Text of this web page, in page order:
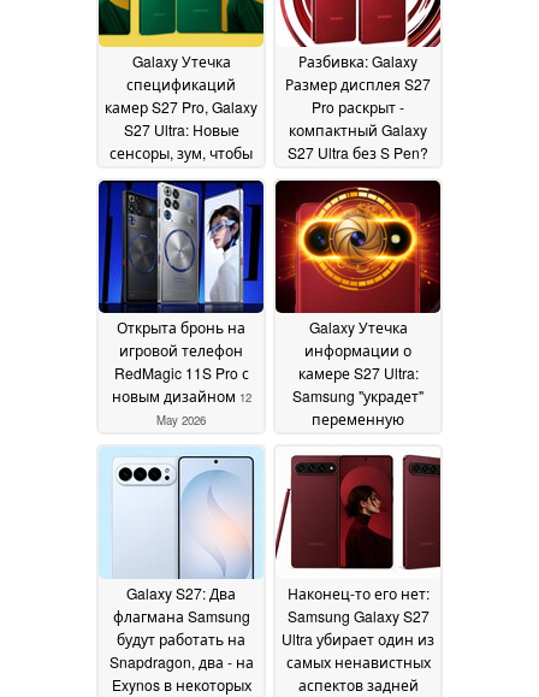
раскрывает утечка
информации01 June
2026
Galaxy Утечка
спецификаций
камер S27 Pro, Galaxy
S27 Ultra: Новые
сенсоры, зум, чтобы
возможное21 May 2026
Разбивка: Galaxy
Размер дисплея S27
Pro раскрыт -
компактный Galaxy
S27 Ultra без S Pen?
20 May 2026
Открыта бронь на
игровой телефон
RedMagic 11S Pro с
новым дизайном 12
May 2026
Galaxy Утечка
информации о
камере S27 Ultra:
Samsung "украдет"
переменную
Pro для почти 1-
дюймовой 200-Мп
камеры
05 May 2026
Galaxy S27: Два
флагмана Samsung
будут работать на
Snapdragon, два - на
Exynos в некоторых
Наконец-то его нет:
Samsung Galaxy S27
Ultra убирает один из
самых ненавистных
аспектов задней